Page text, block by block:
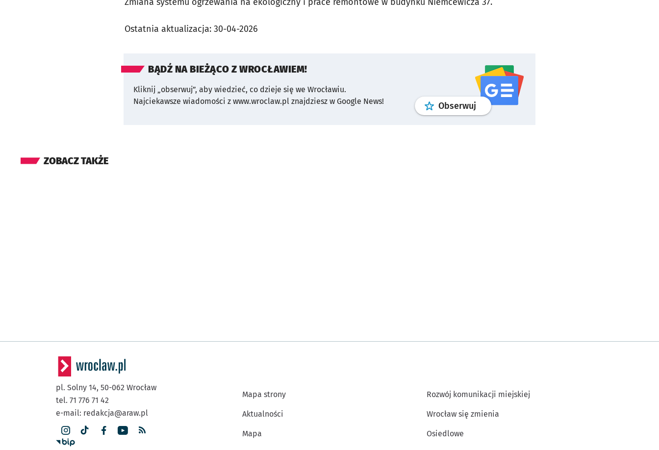
Ostatnia aktualizacja: 30-04-2026
BĄDŹ NA BIEŻĄCO Z WROCŁAWIEM!
Kliknij „obserwuj”, aby wiedzieć, co dzieje się we Wrocławiu.
Najciekawsze wiadomości z www.wroclaw.pl znajdziesz w Google News!
Obserwuj profilgoogle news
ZOBACZ TAKŻE
pl. Solny 14, 50-062 Wrocław
tel. 71 776 71 42
e-mail: redakcja@araw.pl
Mapa strony
Aktualności
Mapa
Rozwój komunikacji miejskiej
Wrocław się zmienia
Osiedlowe